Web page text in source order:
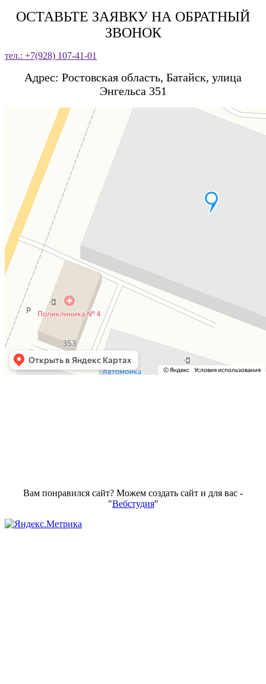
ОСТАВЬТЕ ЗАЯВКУ НА ОБРАТНЫЙ
ЗВОНОК
тел.: +7(928) 107-41-01
Адрес: Ростовская область, Батайск, улица
Энгельса 351
Вам понравился сайт? Можем создать сайт и для вас -
"Вебстудия"